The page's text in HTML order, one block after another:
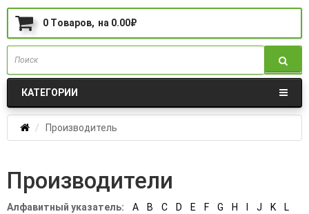
0 Tоваров, на 0.00₽
КАТЕГОРИИ
Производитель
Производители
Алфавитный указатель: A B C D E F G H J K
L